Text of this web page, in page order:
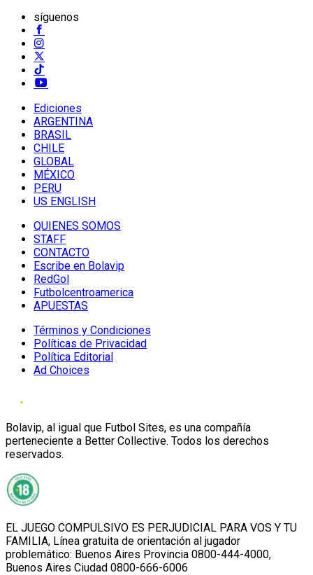
síguenos
Ediciones
ARGENTINA
BRASIL
CHILE
GLOBAL
MÉXICO
PERU
US ENGLISH
QUIENES SOMOS
STAFF
CONTACTO
Escribe en Bolavip
RedGol
Futbolcentroamerica
APUESTAS
Términos y Condiciones
Políticas de Privacidad
Política Editorial
Ad Choices
Bolavip, al igual que Futbol Sites, es una compañía
perteneciente a Better Collective. Todos los derechos
reservados.
EL JUEGO COMPULSIVO ES PERJUDICIAL PARA VOS Y TU
FAMILIA, Línea gratuita de orientación al jugador
problemático: Buenos Aires Provincia 0800-444-4000,
Buenos Aires Ciudad 0800-666-6006